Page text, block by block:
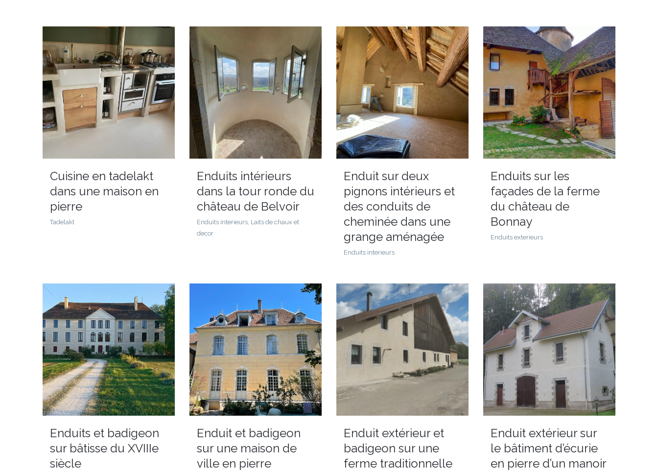
Cuisine en tadelakt
dans une maison en
pierre
Tadelakt
Enduits intérieurs
dans la tour ronde du
château de Belvoir
Enduits interieurs, Laits de chaux et
decor
Enduit sur deux
pignons intérieurs et
des conduits de
cheminée dans une
grange aménagée
Enduits interieurs
Enduits sur les
façades de la ferme
du château de
Bonnay
Enduits exterieurs
Enduits et badigeon
sur bâtisse du XVIIIe
siècle
Enduit et badigeon
sur une maison de
ville en pierre
Enduit extérieur et
badigeon sur une
ferme traditionnelle
Enduit extérieur sur
le bâtiment d’écurie
en pierre d’un manoir